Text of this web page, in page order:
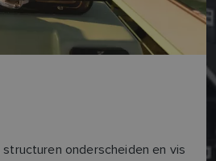
onderscheiden en vis